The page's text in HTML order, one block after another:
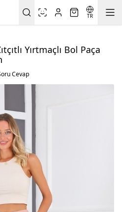
TR
Yırtmaçlı Bol Paça
Cevap